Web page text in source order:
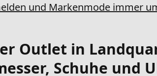
und Markenmode immer
Outlet in
Schuhe und